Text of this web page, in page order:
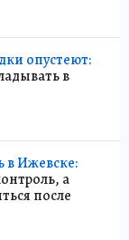
опустеют:
в
в Ижевске:
а
после